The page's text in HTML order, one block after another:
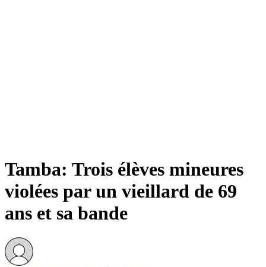
Tamba: Trois élèves mineures
violées par un vieillard de 69
ans et sa bande